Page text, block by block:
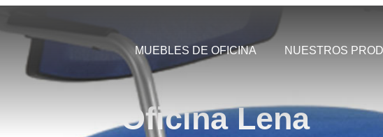
MUEBLES DE OFICINA NUESTROS
Silla de Oficina Lena